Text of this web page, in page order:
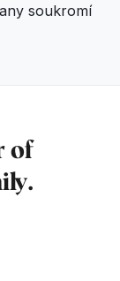
soukromí
of